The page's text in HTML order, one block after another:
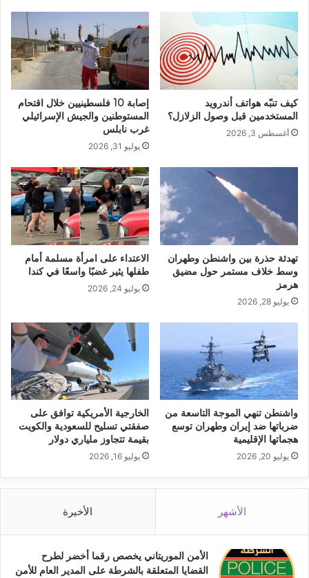
كيف تنبّه هواتف أندرويد
المستخدمين قبل وصول الزلازل؟
أغسطس 3, 2026
إصابة 10 فلسطينيين خلال اقتحام
المستوطنين والجيش الإسرائيلي
غرب نابلس
يوليو 31, 2026
تهدئة حذرة بين واشنطن وطهران
وسط خلاف مستمر حول مضيق
هرمز
يوليو 28, 2026
الاعتداء على امرأة مسلمة أمام
طفلها يثير غضبًا واسعًا في كندا
يوليو 24, 2026
واشنطن تنهي الموجة التاسعة من
ضرباتها ضد إيران وطهران توسع
هجماتها الإقليمية
يوليو 20, 2026
الخارجية الأمريكية توافق على
صفقتي تسليح للسعودية والكويت
بقيمة تتجاوز ملياري دولار
يوليو 16, 2026
الأشهر الأخيرة
الأمن الموريتاني يخصص رقما أخضر لطرح
القضايا المتعلقة بالشرطة على المدير العام للأمن